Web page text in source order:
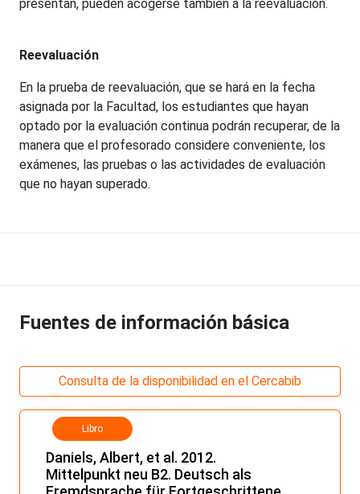
presentan, pueden acogerse también a la reevaluación.
Reevaluación
En la prueba de reevaluación, que se hará en la fecha
asignada por la Facultad, los estudiantes que hayan
optado por la evaluación continua podrán recuperar, de la
manera que el profesorado considere conveniente, los
exámenes, las pruebas o las actividades de evaluación
que no hayan superado.
Fuentes de información básica
Consulta de la disponibilidad en el Cercabib
Libro
Daniels, Albert, et al. 2012.
Mittelpunkt neu B2. Deutsch als